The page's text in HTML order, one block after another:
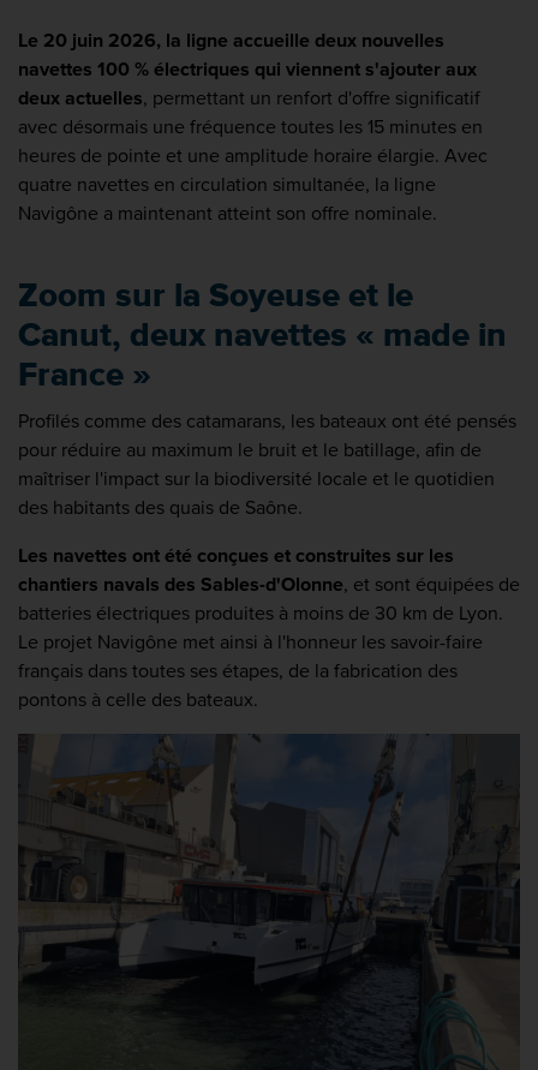
Le 20 juin 2026, la ligne accueille deux nouvelles
navettes 100 % électriques qui viennent s'ajouter aux
deux actuelles, permettant un renfort d'offre significatif
avec désormais une fréquence toutes les 15 minutes en
heures de pointe et une amplitude horaire élargie. Avec
quatre navettes en circulation simultanée, la ligne
Navigône a maintenant atteint son offre nominale.
Zoom sur la Soyeuse et le
Canut, deux navettes « made in
France »
Profilés comme des catamarans, les bateaux ont été pensés
pour réduire au maximum le bruit et le batillage, afin de
maîtriser l'impact sur la biodiversité locale et le quotidien
des habitants des quais de Saône.
Les navettes ont été conçues et construites sur les
chantiers navals des Sables-d'Olonne, et sont équipées de
batteries électriques produites à moins de 30 km de Lyon.
Le projet Navigône met ainsi à l'honneur les savoir-faire
français dans toutes ses étapes, de la fabrication des
pontons à celle des bateaux.